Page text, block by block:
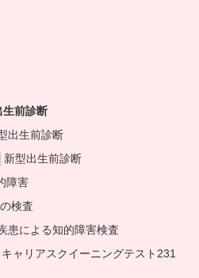
生前診断
出生前診断
新型出生前診断
障害
検査
患による知的障害検査
ャリアスクイーニングテスト231